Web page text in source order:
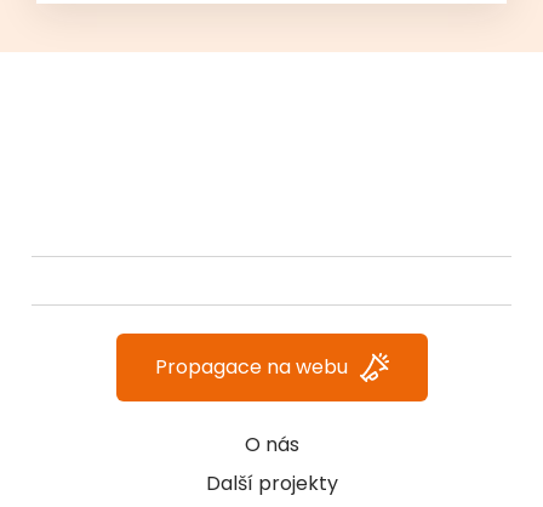
O nás
Další projekty
Propagace na webu